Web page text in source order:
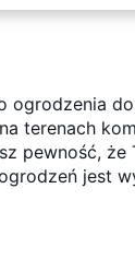
ogrodzenia
terenach
pewność,
jest